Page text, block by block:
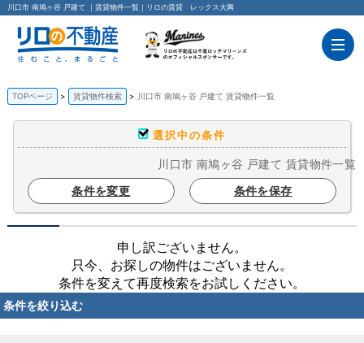
川口市 南鳩ヶ谷 戸建て ｜賃貸物件一覧｜リロの賃貸 レックス大興
TOPページ 賃貸物件検索 川口市 南鳩ヶ谷 戸建て 賃貸物件一覧
選択中の条件
川口市 南鳩ヶ谷 戸建て 賃貸物件一覧
条件を変更
条件を保存
申し訳ございません。
只今、お探しの物件はございません。
条件を変えて再度検索をお試しください。
条件を絞り込む